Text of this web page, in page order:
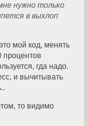
нужно только
в выхлоп
мой код, менять
процентов
гда надо.
и вычитывать
то видимо